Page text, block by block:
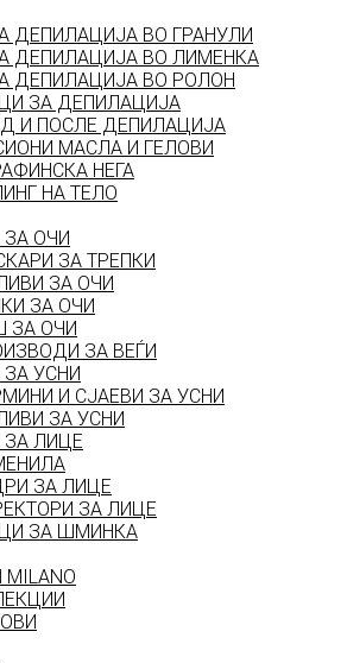
ДЕПИЛАЦИЈА ВО ГРАНУЛИ
ДЕПИЛАЦИЈА ВО ЛИМЕНКА
ДЕПИЛАЦИЈА ВО РОЛОН
ЗА ДЕПИЛАЦИЈА
И ПОСЛЕ ДЕПИЛАЦИЈА
МАСЛА И ГЕЛОВИ
НЕГА
НА ТЕЛО
ОЧИ
ЗА ТРЕПКИ
ЗА ОЧИ
ЗА ОЧИ
ЗА ОЧИ
ЗА ВЕЃИ
УСНИ
И СЈАЕВИ ЗА УСНИ
ЗА УСНИ
ЛИЦЕ
ЗА ЛИЦЕ
ЗА ЛИЦЕ
ЗА ШМИНКА
MILANO